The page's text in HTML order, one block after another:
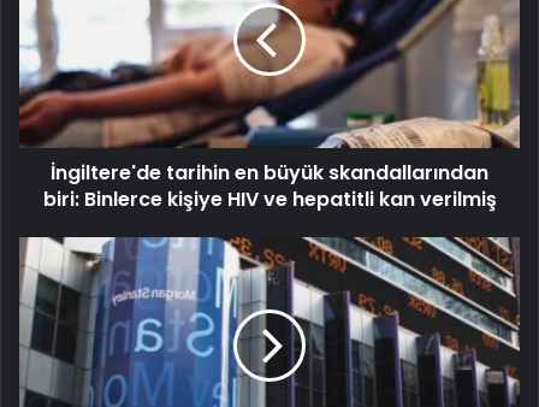
İngiltere'de tarihin en büyük skandallarından
biri: Binlerce kişiye HIV ve hepatitli kan verilmiş